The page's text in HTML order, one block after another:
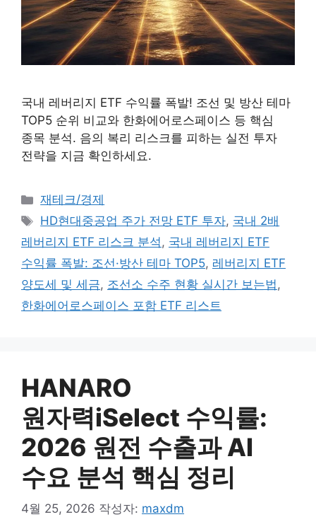
국내 레버리지 ETF 수익률 폭발! 조선 및 방산 테마
TOP5 순위 비교와 한화에어로스페이스 등 핵심
종목 분석. 음의 복리 리스크를 피하는 실전 투자
전략을 지금 확인하세요.
카테고리
재테크/경제
태그
HD현대중공업 주가 전망 ETF 투자, 국내 2배
레버리지 ETF 리스크 분석, 국내 레버리지 ETF
수익률 폭발: 조선·방산 테마 TOP5, 레버리지 ETF
양도세 및 세금, 조선소 수주 현황 실시간 보는법,
한화에어로스페이스 포함 ETF 리스트
HANARO
원자력iSelect 수익률:
2026 원전 수출과 AI
수요 분석 핵심 정리
4월 25, 2026 작성자: maxdm